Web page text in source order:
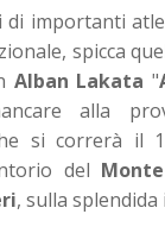
di importanti
spicca
Alban Lakata "
alla
si correrà il
del
, sulla splendida